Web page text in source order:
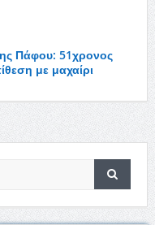
Πάφου: 51χρονος
με μαχαίρι